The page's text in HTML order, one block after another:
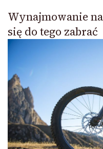
Wynajmowanie
się do tego zabrać